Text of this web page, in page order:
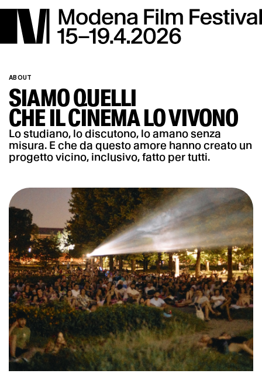
ABOUT
SIAMO QUELLI
CHE IL CINEMA LO VIVONO
Lo studiano, lo discutono, lo amano senza
misura. E che da questo amore hanno creato un
progetto vicino, inclusivo, fatto per tutti.